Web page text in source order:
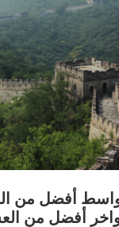
أفضل من
أفضل من